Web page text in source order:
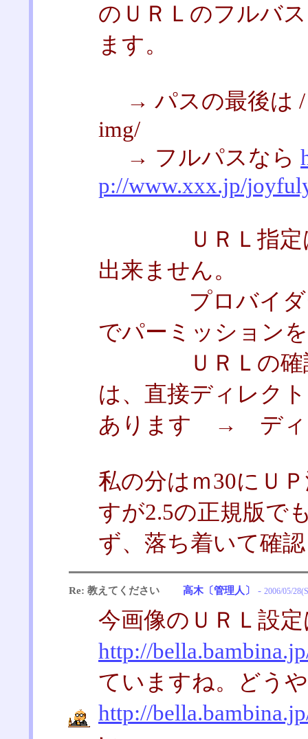
のＵＲＬのフルバ
ます。
→ パスの最後
img/
→ フルパスなら
p://www.xxx.jp/
ＵＲＬ指定は
出来ません。
プロバイダー
でパーミッション
ＵＲＬの確認
は、直接ディレク
あります → ディ
私の分はｍ30にＵ
すが2.5の正規版で
ず、落ち着いて確
Re: 教えてください 高木〔管理人〕 - 2006/05/
今画像のＵＲＬ設
http://
ていますね。どう
http://